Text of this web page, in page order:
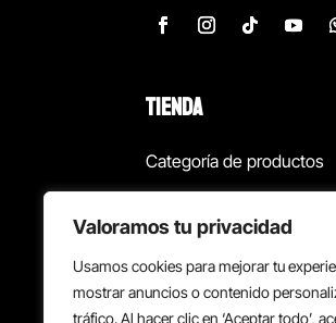
Valoramos tu privacidad
Usamos cookies para mejorar tu
mostrar anuncios o contenido
tráfico. Al hacer clic en ‘Aceptar todo’,
TIENDA
Categoría de productos
¡Las mejores ofertas!
Back to school